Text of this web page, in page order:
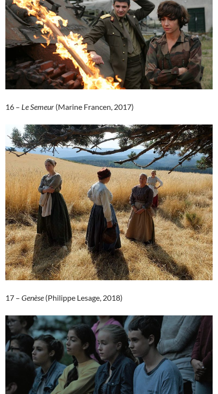
16 – Le Semeur (Marine Francen, 2017)
17 –Genèse (Philippe Lesage, 2018)